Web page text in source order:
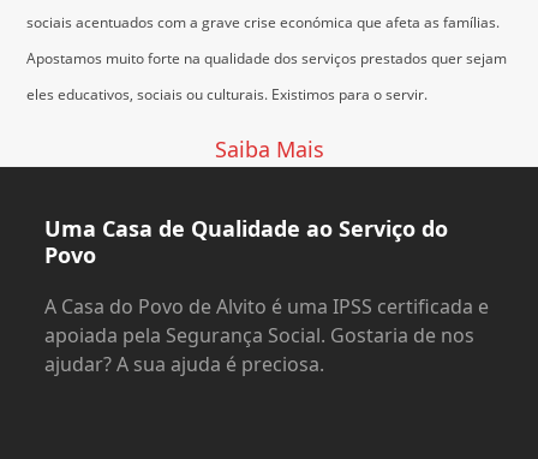
sociais acentuados com a grave crise económica que afeta as famílias.
Apostamos muito forte na qualidade dos serviços prestados quer sejam
eles educativos, sociais ou culturais. Existimos para o servir.
Saiba Mais
Uma Casa de Qualidade ao Serviço do
Povo
A Casa do Povo de Alvito é uma IPSS certificada e
apoiada pela Segurança Social. Gostaria de nos
ajudar? A sua ajuda é preciosa.